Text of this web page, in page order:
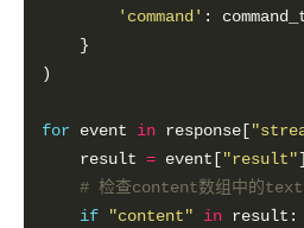
'command'
for event in response[
    result
= event["result"
# 检查content数组中的text
if
"content" in